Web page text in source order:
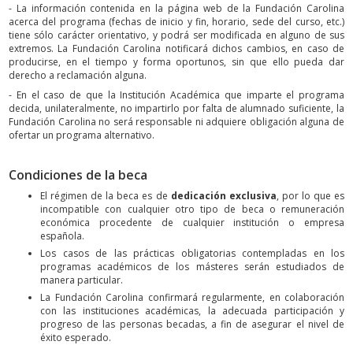
- La información contenida en la página web de la Fundación Carolina
acerca del programa (fechas de inicio y fin, horario, sede del curso, etc.)
tiene sólo carácter orientativo, y podrá ser modificada en alguno de sus
extremos. La Fundación Carolina notificará dichos cambios, en caso de
producirse, en el tiempo y forma oportunos, sin que ello pueda dar
derecho a reclamación alguna.
- En el caso de que la Institución Académica que imparte el programa
decida, unilateralmente, no impartirlo por falta de alumnado suficiente, la
Fundación Carolina no será responsable ni adquiere obligación alguna de
ofertar un programa alternativo.
Condiciones de la beca
El régimen de la beca es de dedicación exclusiva, por lo que es
incompatible con cualquier otro tipo de beca o remuneración
económica procedente de cualquier institución o empresa
española.
Los casos de las prácticas obligatorias contempladas en los
programas académicos de los másteres serán estudiados de
manera particular.
La Fundación Carolina confirmará regularmente, en colaboración
con las instituciones académicas, la adecuada participación y
progreso de las personas becadas, a fin de asegurar el nivel de
éxito esperado.